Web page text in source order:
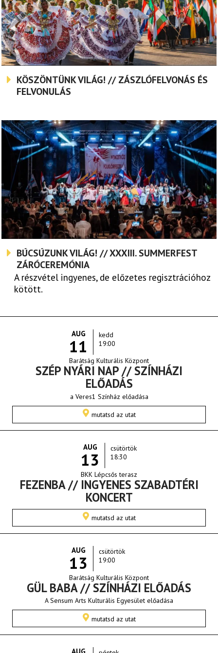
KÖSZÖNTÜNK VILÁG! // ZÁSZLÓFELVONÁS ÉS
FELVONULÁS
BÚCSÚZUNK VILÁG! // XXXIII. SUMMERFEST
ZÁRÓCEREMÓNIA
A részvétel ingyenes, de előzetes regisztrációhoz
kötött.
AUG
11
kedd
19:00
Barátság Kulturális Központ
SZÉP NYÁRI NAP // SZÍNHÁZI
ELŐADÁS
a Veres1 Színház előadása
mutatsd az utat
AUG
13
csütörtök
18:30
BKK Lépcsős terasz
FEZENBA // INGYENES SZABADTÉRI
KONCERT
mutatsd az utat
AUG
13
csütörtök
19:00
Barátság Kulturális Központ
GÜL BABA // SZÍNHÁZI ELŐADÁS
A Sensum Arts Kulturális Egyesület előadása
mutatsd az utat